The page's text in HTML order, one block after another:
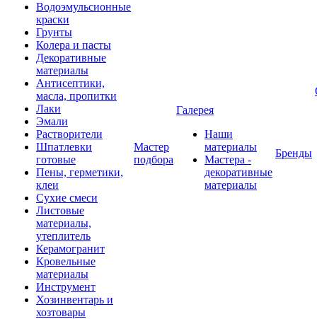
Водоэмульсионные
краски
Грунты
Колера и пасты
Декоративные
материалы
Антисептики,
масла, пропитки
Лаки
Эмали
Растворители
Шпатлевки
готовые
Пены, герметики,
клеи
Сухие смеси
Листовые
материалы,
утеплитель
Керамогранит
Кровельные
материалы
Инструмент
Хозинвентарь и
хозтовары
Мастер
подбора
Галерея
Наши
материалы
Мастера -
декоративные
материалы
Бренды